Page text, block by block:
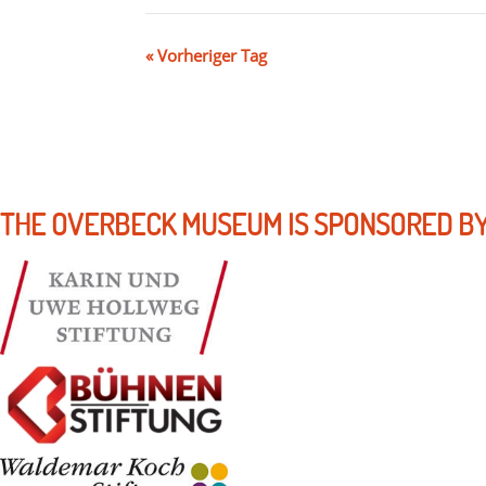
«Vorheriger Tag
THE OVERBECK MUSEUM IS SPONSORED